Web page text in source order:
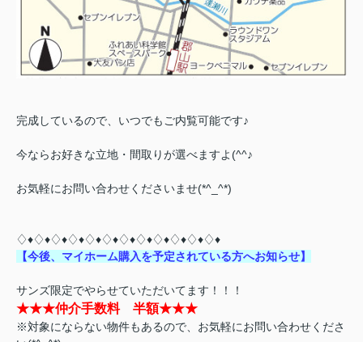
完成しているので、いつでもご内覧可能です♪
今ならお好きな立地・間取りが選べますよ(^^♪
お気軽にお問い合わせくださいませ(*^_^*)
♢♦♢♦♢♦♢♦♢♦♢♦♢♦♢♦♢♦♢♦♢♦♢♦
【今後、マイホーム購入を予定されている方へお知らせ】
サンズ限定でやらせていただいてます！！！
★★★仲介手数料 半額★★★
※対象にならない物件もあるので、お気軽にお問い合わせくださ